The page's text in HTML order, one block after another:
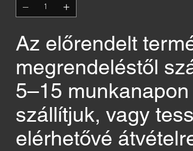
Az előrendelt
megrendeléstől
5–15
szállítjuk, vagy
elérhetővé